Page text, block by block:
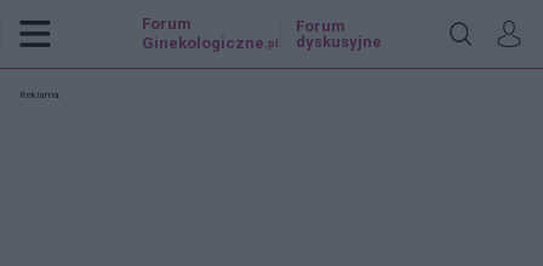
Forum
Ginekologiczne .pl
Forum
dyskusyjne
Reklama: